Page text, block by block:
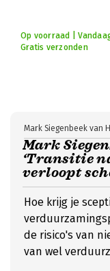
Op voorraad |
Gratis verzonden
Mark
‘Transitie
verloopt
Mark Siegenbeek van
Hoe krijg je
de risico's van
van wel